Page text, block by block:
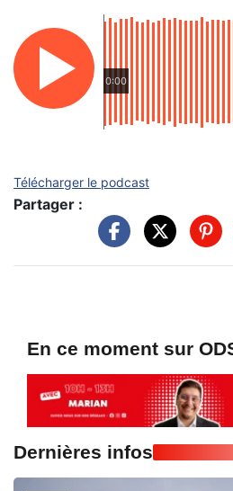
0:00
Télécharger le podcast
Partager :
En ce moment sur
Dernières infos